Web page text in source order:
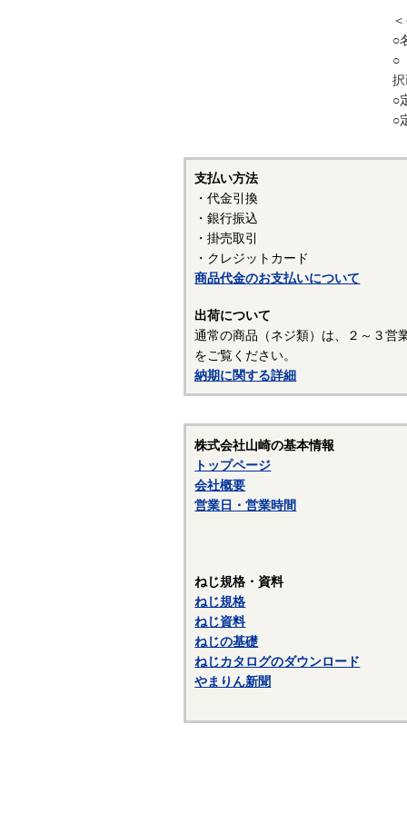
○
○
択
○
○
支払い方法
・代金引換
・銀行振込
・掛売取引
・クレジットカード
商品代金のお支払いについて
出荷について
通常の商品（ネジ類）は、２～３営
をご覧ください。
納期に関する詳細
株式会社山崎の基本情報
トップページ
会社概要
営業日・営業時間
ねじ規格・資料
ねじ規格
ねじ資料
ねじの基礎
ねじカタログのダウンロード
やまりん新聞